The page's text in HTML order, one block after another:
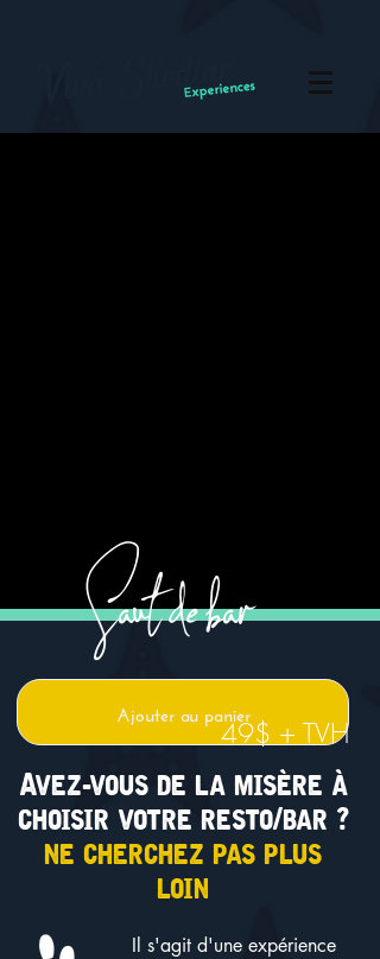
Saut de bar
Ajouter au panier
49$ + TVH
Avez-vous de la misère à
choisir votre resto/bar ?
ne cherchez pas plus
loin
Il s'agit d'une expérience